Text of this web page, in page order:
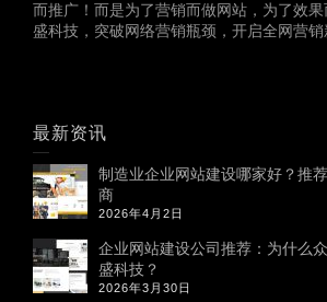
而推广！而是为了营销而做网站，为了效
盛科技，突破网络营销瓶颈，开启全网营销
最新资讯
制造业企业网站建设哪家好？推
商
2026年4月2日
企业网站建设公司推荐：为什么
盛科技？
2026年3月30日